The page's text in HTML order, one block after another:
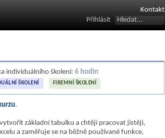
Kontakt
Přihlásit
individuálního školení: 6 hodin
ŠKOLENÍ FIREMNÍ ŠKOLENÍ
.
základní tabulku a chtějí pracovat jistěji,
a zaměřuje se na běžně používané funkce,